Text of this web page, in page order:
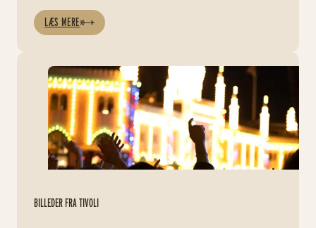
LÆS MERE
BILLEDER FRA TIVOLI